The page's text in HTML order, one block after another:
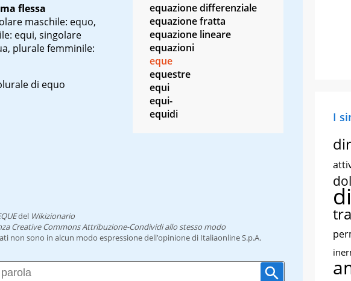
flessa
maschile: equo,
equi, singolare
plurale femminile:
di equo
equazione differenziale
equazione fratta
equazione lineare
equazioni
eque
equestre
equi
equi-
equidi
del Wikizionario
Creative Commons Attribuzione-Condividi allo stesso modo
non sono in alcun modo espressione dell’opinione di Italiaonline S.p.A.
I